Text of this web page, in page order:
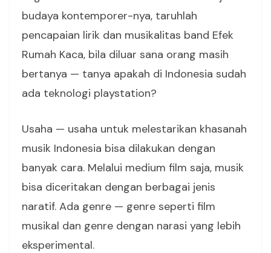
budaya kontemporer-nya, taruhlah
pencapaian lirik dan musikalitas band Efek
Rumah Kaca, bila diluar sana orang masih
bertanya — tanya apakah di Indonesia sudah
ada teknologi playstation?
Usaha — usaha untuk melestarikan khasanah
musik Indonesia bisa dilakukan dengan
banyak cara. Melalui medium film saja, musik
bisa diceritakan dengan berbagai jenis
naratif. Ada genre — genre seperti film
musikal dan genre dengan narasi yang lebih
eksperimental.